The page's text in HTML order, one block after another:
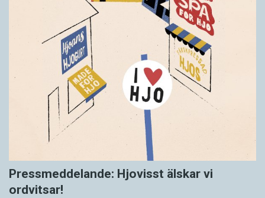
Pressmeddelande: Hjovisst älskar vi
ordvitsar!